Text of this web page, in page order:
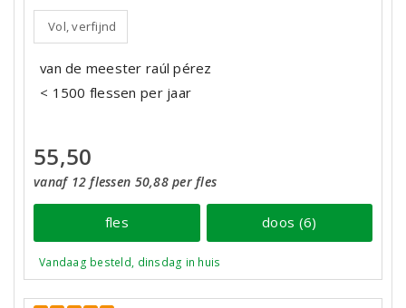
Vol, verfijnd
van de meester raúl pérez
< 1500 flessen per jaar
55,50
vanaf 12 flessen 50,88 per fles
fles doos (6)
Vandaag besteld, dinsdag in huis